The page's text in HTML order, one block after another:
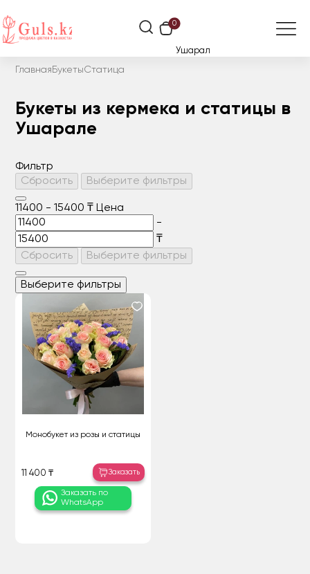
0
Ушарал
Главная БукетыСтатица
Букеты из кермека и статицы в
Ушарале
Фильтр
Сбросить
Выберите фильтры
11400 -15400 ₸ Цена
-
₸
Сбросить
Выберите фильтры
Выберите фильтры
Монобукет из розы и статицы
11 400 ₸ Заказать
Заказать по
WhatsApp